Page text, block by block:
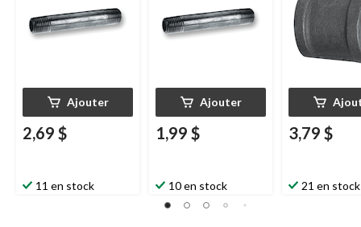
Ajouter
2,69 $
11 en stock
Ajouter
1,99 $
10 en stock
3,79 $
21 en stock